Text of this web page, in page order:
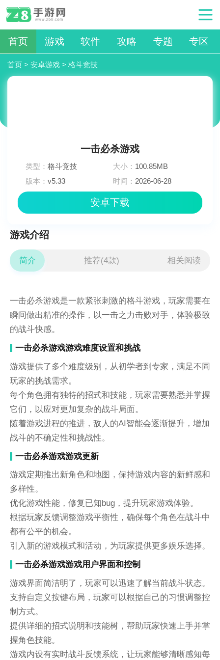
首页 游戏 软件 攻略 专题 专区
首页 > 安卓游戏 > 格斗竞技
一击必杀游戏
类型：格斗竞技 大小： 100.85MB
版本：v5.33 时间： 2026-06-28
安卓下载
游戏介绍
简介 推荐(4款) 相关阅读
一击必杀游戏是一款紧张刺激的格斗游戏，玩家需要在
瞬间做出精准的操作，以一击之力击败对手，体验极致
的战斗快感。
一击必杀游戏游戏难度设置和挑战
游戏提供了多个难度级别，从初学者到专家，满足不同
玩家的挑战需求。
每个角色拥有独特的招式和技能，玩家需要熟悉并掌握
它们，以应对更加复杂的战斗局面。
随着游戏进程的推进，敌人的AI智能会逐渐提升，增加
战斗的不确定性和挑战性。
一击必杀游戏游戏更新
游戏定期推出新角色和地图，保持游戏内容的新鲜感和
多样性。
优化游戏性能，修复已知bug，提升玩家游戏体验。
根据玩家反馈调整游戏平衡性，确保每个角色在战斗中
都有公平的机会。
引入新的游戏模式和活动，为玩家提供更多娱乐选择。
一击必杀游戏游戏用户界面和控制
游戏界面简洁明了，玩家可以迅速了解当前战斗状态。
支持自定义按键布局，玩家可以根据自己的习惯调整控
制方式。
提供详细的招式说明和技能树，帮助玩家快速上手并掌
握角色技能。
游戏内设有实时战斗反馈系统，让玩家能够清晰感知每